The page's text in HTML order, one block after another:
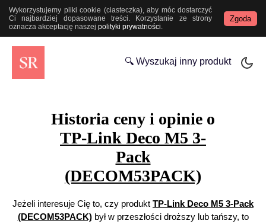
Wykorzystujemy pliki cookie (ciasteczka), aby móc dostarczyć
Ci najbardziej dopasowane treści. Korzystanie ze strony
oznacza akceptację naszej polityki prywatności.
Zgoda
🔍 Wyszukaj inny produkt
Historia ceny i opinie o
TP-Link Deco M5 3-
Pack
(DECOM53PACK)
Jeżeli interesuje Cię to, czy produkt TP-Link Deco M5 3-Pack
(DECOM53PACK)był w przeszłości droższy lub tańszy, to